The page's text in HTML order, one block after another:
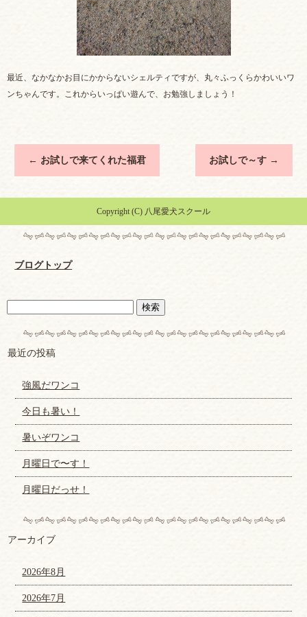
最近、なかなかお目にかからないシェルティですが、丸々ふっくらかわいいワ
ンちゃんです。これからいっぱい遊んで、お勉強しましょう！
← お試しで来てくれた福君 お試しで～す →
Copyright (C) 八尾愛犬スクール
ブログトップ
最近の投稿
強風だワンコ
今日も暑い！
暑いぞワンコ
月曜日で〜す！
月曜日だっせ！
アーカイブ
2026年8月
2026年7月